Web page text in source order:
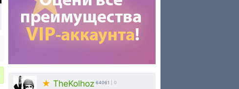
★ TheKolhoz 64061 | 0